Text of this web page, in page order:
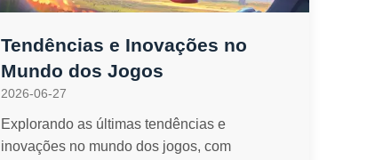
Tendências e Inovações no
Mundo dos Jogos
2026-06-27
Explorando as últimas tendências e
inovações no mundo dos jogos, com